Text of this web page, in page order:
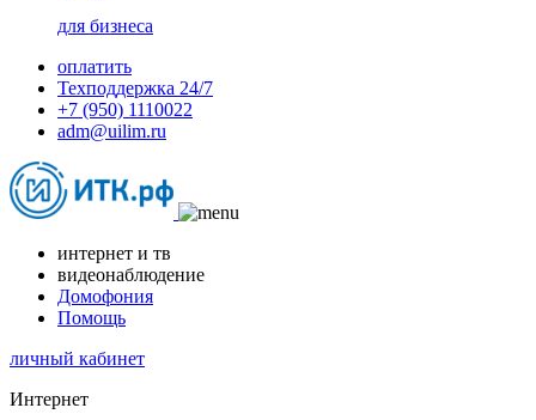
для бизнеса
оплатить
Техподдержка 24/7
+7 (950) 1110022
adm@uilim.ru
интернет и тв
видеонаблюдение
Домофония
Помощь
личный кабинет
Интернет